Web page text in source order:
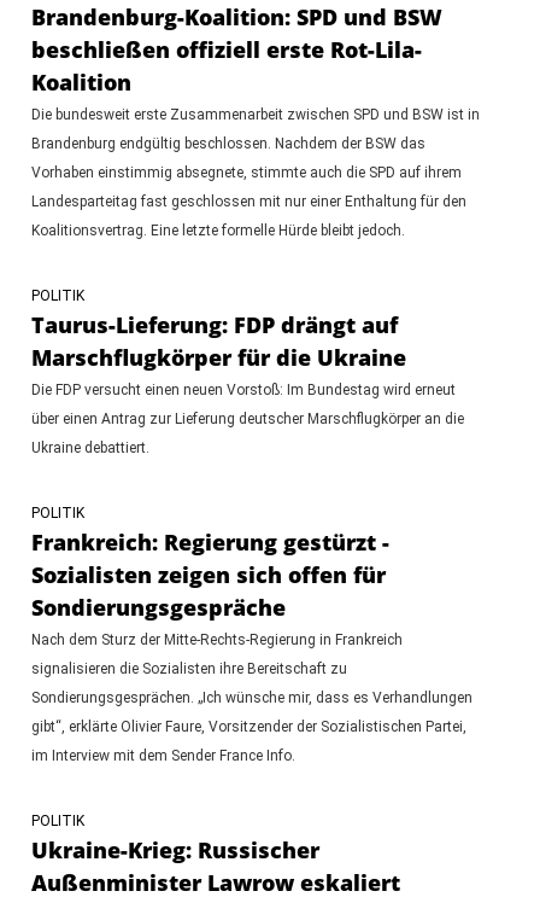
Brandenburg-Koalition: SPD und BSW
beschließen offiziell erste Rot-Lila-
Koalition
Die bundesweit erste Zusammenarbeit zwischen SPD und BSW ist in
Brandenburg endgültig beschlossen. Nachdem der BSW das
Vorhaben einstimmig absegnete, stimmte auch die SPD auf ihrem
Landesparteitag fast geschlossen mit nur einer Enthaltung für den
Koalitionsvertrag. Eine letzte formelle Hürde bleibt jedoch.
POLITIK
Taurus-Lieferung: FDP drängt auf
Marschflugkörper für die Ukraine
Die FDP versucht einen neuen Vorstoß: Im Bundestag wird erneut
über einen Antrag zur Lieferung deutscher Marschflugkörper an die
Ukraine debattiert.
POLITIK
Frankreich: Regierung gestürzt -
Sozialisten zeigen sich offen für
Sondierungsgespräche
Nach dem Sturz der Mitte-Rechts-Regierung in Frankreich
signalisieren die Sozialisten ihre Bereitschaft zu
Sondierungsgesprächen. „Ich wünsche mir, dass es Verhandlungen
gibt“, erklärte Olivier Faure, Vorsitzender der Sozialistischen Partei,
im Interview mit dem Sender France Info.
POLITIK
Ukraine-Krieg: Russischer
Außenminister Lawrow eskaliert